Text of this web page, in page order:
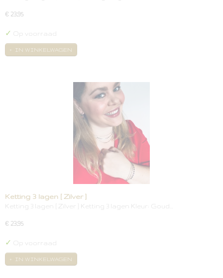
€ 23,95
✓ Op voorraad
IN WINKELWAGEN
Ketting 3 lagen [ Zilver ]
Ketting 3 lagen [ Zilver ] Ketting 3 lagen Kleur: Goud…
€ 23,95
✓ Op voorraad
IN WINKELWAGEN